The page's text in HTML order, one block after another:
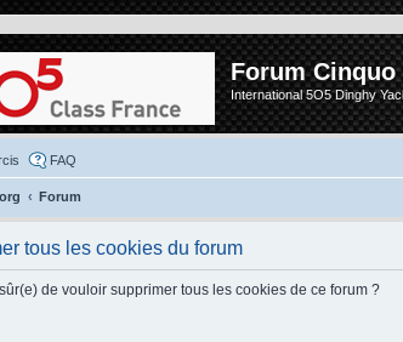
Forum Cinquo
International 5O5 Dinghy
FAQ
Forum
tous les cookies du forum
de vouloir supprimer tous les cookies de ce forum ?